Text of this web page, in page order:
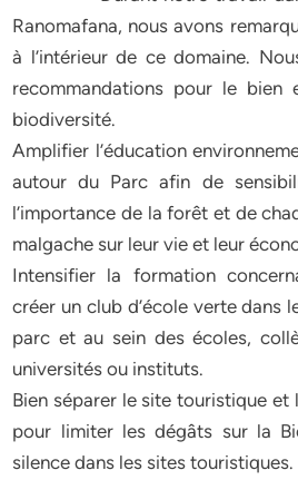
Ranomafana, nous avons
à l’intérieur de ce domaine.
recommandations pour le
biodiversité.
Amplifier l’éducation
autour du Parc afin de
l’importance de la forêt et de
malgache sur leur vie et leur
Intensifier la formation
créer un club d’école verte dans
parc et au sein des écoles,
universités ou instituts.
Bien séparer le site touristique et
pour limiter les dégâts sur la
silence dans les sites touristiques.